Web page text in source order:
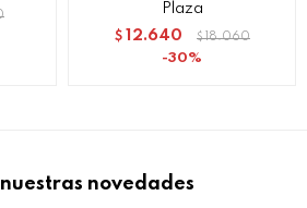
Plaza
$ 12.640 $ 18.060
30
nuestras novedades